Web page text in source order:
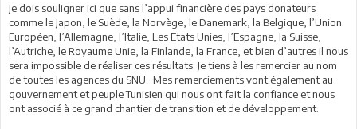
Je dois souligner ici que sans l’appui financière des pays donateurs
comme le Japon, le Suède, la Norvège, le Danemark, la Belgique, l’Union
Européen, l’Allemagne, l’Italie, Les Etats Unies, l’Espagne, la Suisse,
l’Autriche, le Royaume Unie, la Finlande, la France, et bien d’autres il nous
sera impossible de réaliser ces résultats. Je tiens à les remercier au nom
de toutes les agences du SNU. Mes remerciements vont également au
gouvernement et peuple Tunisien qui nous ont fait la confiance et nous
ont associé à ce grand chantier de transition et de développement.